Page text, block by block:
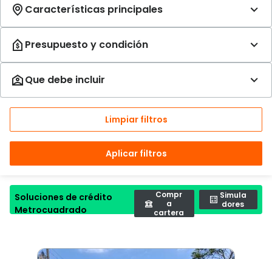
Limpiar filtros
Aplicar filtros
Soluciones de crédito
Metrocuadrado
Compr
a
cartera
Simula
dores